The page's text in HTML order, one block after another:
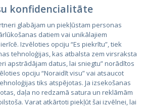
konfidencialitāte
glabājam un piekļūstam personas
datiem vai unikālajiem
Izvēloties opciju “Es piekrītu”, tiek
tehnoloģijas, kas atbalsta zem virsraksta
apstrādājam datus, lai sniegtu” norādītos
opciju “Noraidīt visu” vai atsaucot
tiks atspējotas. Ja izsekošanas
daļa no redzamā satura un reklāmām
Varat atkārtoti piekļūt šai izvēlnei, lai